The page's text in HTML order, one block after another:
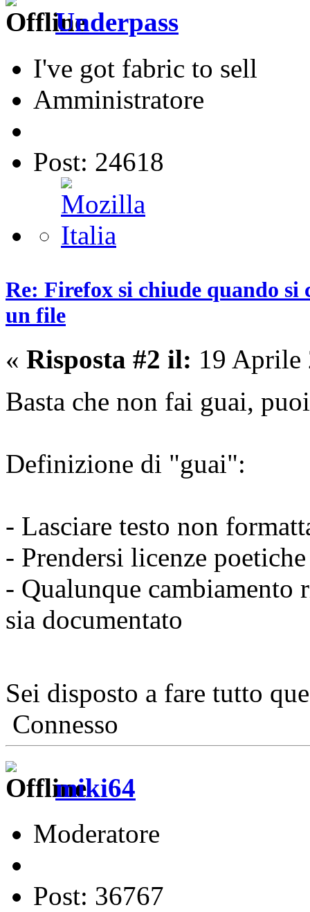
Underpass
I've got fabric to sell
Amministratore
Post: 24618
Re: Firefox si chiude quando
un file
« Risposta #2 il: 19 Aprile
Basta che non fai guai,
Definizione di "guai":
- Lasciare testo non
- Prendersi licenze
- Qualunque
sia documentato
Sei disposto a fare tutto
Connesso
miki64
Moderatore
Post: 36767